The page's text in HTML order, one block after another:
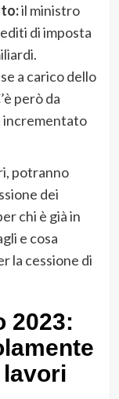
il ministro
di imposta
a carico dello
però da
incrementato
potranno
dei
chi è già in
e cosa
la cessione di
2023: